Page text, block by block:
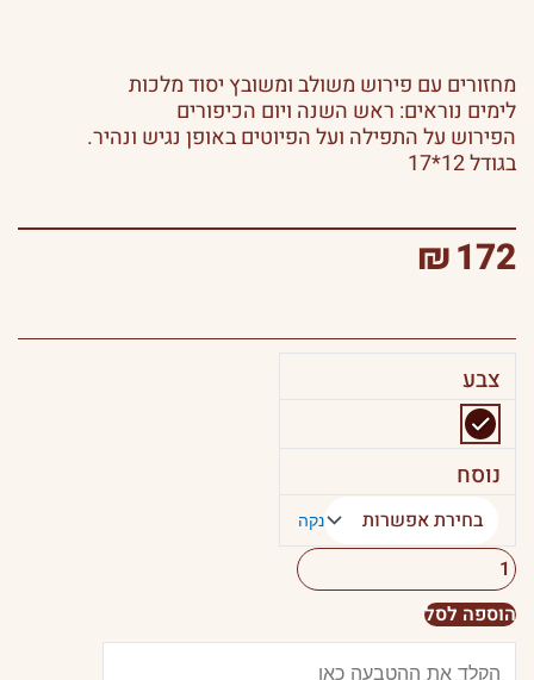
מחזורים עם פירוש משולב ומשובץ יסוד מלכות
לימים נוראים: ראש השנה ויום הכיפורים
הפירוש על התפילה ועל הפיוטים באופן נגיש ונהיר.
בגודל 12*17
₪172
צבע
נוסח
נקה
כמות
מחזורים
לימים
נוראים
מלכות
הוספה לסל